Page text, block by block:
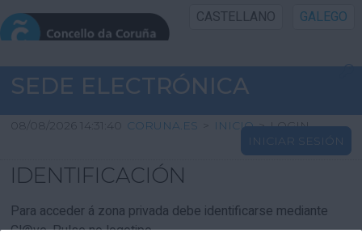
CASTELLANO GALEGO
INICIO SEDE
INICIO
INFORMACIÓN PÚBLICA
CARTAFOL CIDADÁN
SEDE ELECTRÓNICA
08/08/2026 14:31:40 CORUNA.ES > INICIO > LOGIN
INICIAR SESIÓN
IDENTIFICACIÓN
Para acceder á zona privada debe identificarse mediante
Cl@ve. Pulse no logotipo